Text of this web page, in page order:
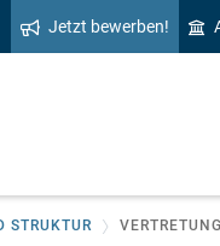
Jetzt bewerben!
STRUKTUR